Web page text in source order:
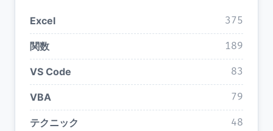
Excel 375
関数 189
VS Code 83
VBA 79
テクニック 48